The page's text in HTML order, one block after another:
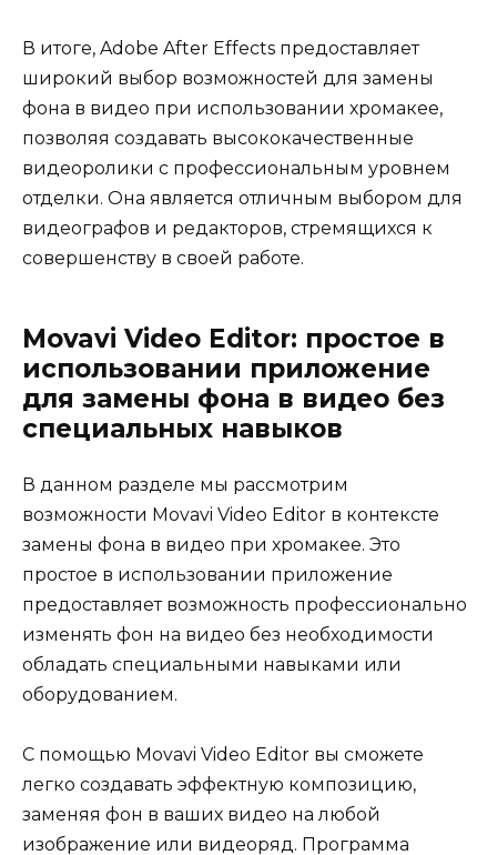
В итоге, Adobe After Effects предоставляет
широкий выбор возможностей для замены
фона в видео при использовании хромакее,
позволяя создавать высококачественные
видеоролики с профессиональным уровнем
отделки. Она является отличным выбором для
видеографов и редакторов, стремящихся к
совершенству в своей работе.
Movavi Video Editor: простое в
использовании приложение
для замены фона в видео без
специальных навыков
В данном разделе мы рассмотрим
возможности Movavi Video Editor в контексте
замены фона в видео при хромакее. Это
простое в использовании приложение
предоставляет возможность профессионально
изменять фон на видео без необходимости
обладать специальными навыками или
оборудованием.
С помощью Movavi Video Editor вы сможете
легко создавать эффектную композицию,
заменяя фон в ваших видео на любой
изображение или видеоряд. Программа